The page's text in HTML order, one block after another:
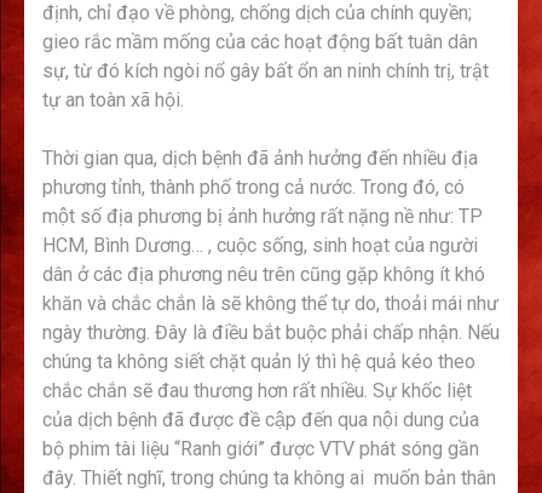
định, chỉ đạo về phòng, chống dịch của chính quyền;
gieo rắc mầm mống của các hoạt động bất tuân dân
sự, từ đó kích ngòi nổ gây bất ổn an ninh chính trị, trật
tự an toàn xã hội.
Thời gian qua, dịch bệnh đã ảnh hưởng đến nhiều địa
phương tỉnh, thành phố trong cả nước. Trong đó, có
một số địa phương bị ảnh hưởng rất nặng nề như: TP
HCM, Bình Dương… , cuộc sống, sinh hoạt của người
dân ở các địa phương nêu trên cũng gặp không ít khó
khăn và chắc chắn là sẽ không thể tự do, thoải mái như
ngày thường. Đây là điều bắt buộc phải chấp nhận. Nếu
chúng ta không siết chặt quản lý thì hệ quả kéo theo
chắc chắn sẽ đau thương hơn rất nhiều. Sự khốc liệt
của dịch bệnh đã được đề cập đến qua nội dung của
bộ phim tài liệu “Ranh giới” được VTV phát sóng gần
đây. Thiết nghĩ, trong chúng ta không ai muốn bản thân